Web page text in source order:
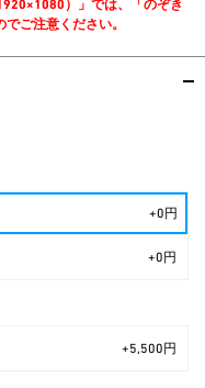
）」では、「のぞき
ご注意ください。
+0円
+0円
+5,500円